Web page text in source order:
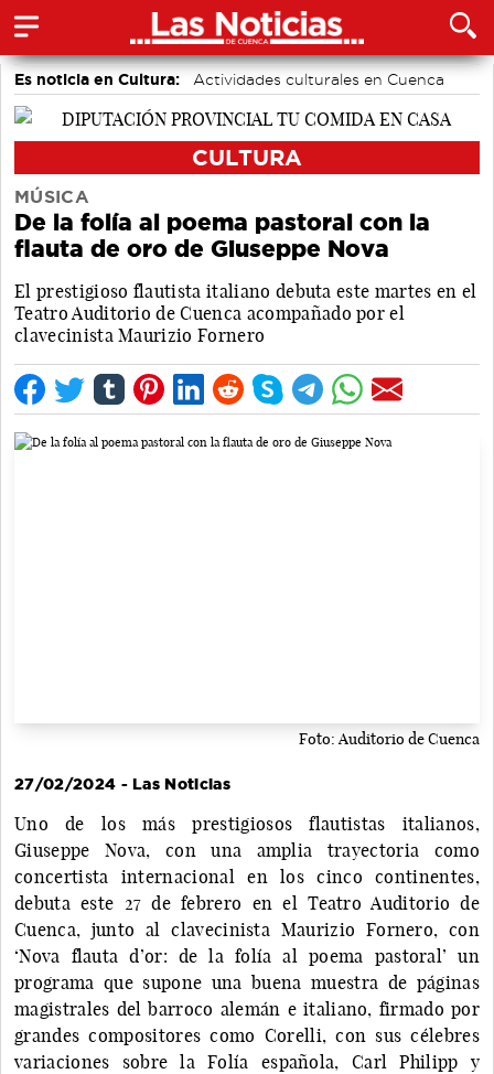
Es noticia en Cultura:
Actividades culturales en Cuenca
Festivales
CULTURA
MÚSICA
De la folía al poema pastoral con la
flauta de oro de Giuseppe Nova
El prestigioso flautista italiano debuta este martes en el
Teatro Auditorio de Cuenca acompañado por el
clavecinista Maurizio Fornero
Foto: Auditorio de Cuenca
27/02/2024 - Las Noticias
Uno de los más prestigiosos flautistas italianos,
Giuseppe Nova, con una amplia trayectoria como
concertista internacional en los cinco continentes,
debuta este 27 de febrero en el Teatro Auditorio de
Cuenca, junto al clavecinista Maurizio Fornero, con
‘Nova flauta d’or: de la folía al poema pastoral’ un
programa que supone una buena muestra de páginas
magistrales del barroco alemán e italiano, firmado por
grandes compositores como Corelli, con sus célebres
variaciones sobre la Folía española, Carl Philipp y